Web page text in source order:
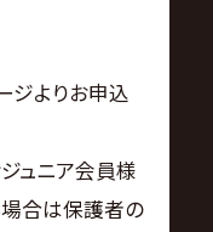
ジよりお申込
ュニア会員様
合は保護者の